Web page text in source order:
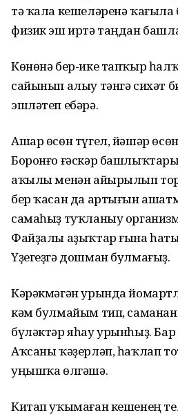
тә ҡала кешеләренә
физик эш иртә таңдан
Көнөнә бер-ике тапҡыр
сайынып алыу тәнгә сихәт
эшләтеп ебәрә.
Ашар өсөн түгел, йәшәр
Боронғо ғәскәр
аҡылы менән айырылып
бер ҡасан да артығын
самаһыҙ туҡланыу
Файҙалы аҙыҡтар ғына
Үҙегеҙгә дошман булмағыҙ.
Кәрәкмәгән урында
кәм булма­йым тип,
бүләктәр яһау урынһыҙ.
Аҡсаны ҡәҙерләп, һаҡлап
уңышҡа өлгәшә.
Китап уҡымаған кешенең